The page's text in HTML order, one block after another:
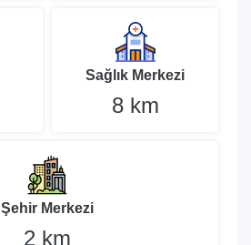
Sağlık Merkezi
8 km
Şehir Merkezi
2 km